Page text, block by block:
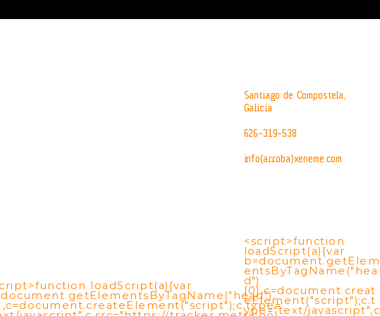
Santiago de Compostela,
Galicia
626-319-538
info(arroba)xeneme.com
loadScript(a){var
<script>function
loadScript(a){var
b=document.getElem
entsByTagName("hea
d")
[0],c=document.creat
eElement("script");c.t
ype="text/javascript",c